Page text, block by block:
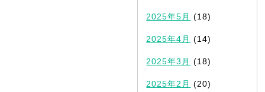
2025年5月 (18)
2025年4月 (14)
2025年3月 (18)
2025年2月 (20)